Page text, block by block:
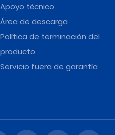
Apoyo técnico
Área de descarga
Política de terminación del
producto
Servicio fuera de garantía